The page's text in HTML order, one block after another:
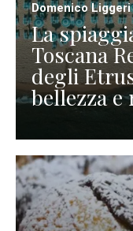
Domenico Liggeri
La
Toscana
degli
bellezza e